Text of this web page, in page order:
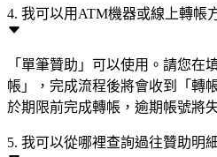
4. 我可以用ATM機器或線上轉帳
「單筆贊助」可以使用。請您在
帳」，完成流程後將會收到「轉
於期限前完成轉帳，逾期帳號將
5. 我可以從哪裡查詢過往贊助明